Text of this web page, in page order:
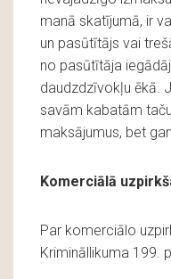
manā skatījumā, ir
un pasūtītājs vai
no pasūtītāja
daudzdzīvokļu ēkā.
savām kabatām
maksājumus, bet
Komerciālā
Par komerciālo
Krimināllikuma 199.